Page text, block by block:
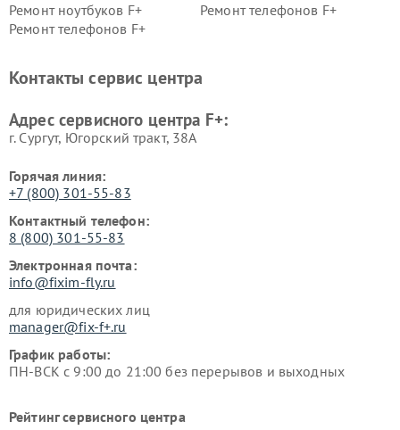
Ремонт ноутбуков F+
Ремонт телефонов F+
Ремонт телефонов F+
Контакты сервис центра
Адрес сервисного центра F+:
г. Сургут, Югорский тракт, 38А
Горячая линия:
+7 (800) 301-55-83
Контактный телефон:
8 (800) 301-55-83
Электронная почта:
info@fixim-fly.ru
для юридических лиц
manager@fix-f+.ru
График работы:
ПН-ВСК с 9:00 до 21:00 без перерывов и выходных
Рейтинг сервисного центра